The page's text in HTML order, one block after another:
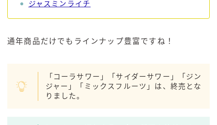
ジャスミンライチ
通年商品だけでもラインナップ豊富ですね！
「コーラサワー」「サイダーサワー」「ジン
ジャー」「ミックスフルーツ」は、終売とな
りました。